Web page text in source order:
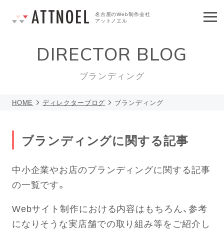
名古屋のWeb制作会社
アットノエル
DIRECTOR BLOG
ブランディング
HOME ディレクターブログ ブランディング
ブランディングに関する記事
中小企業やお店のブランディングに関する記事
の一覧です。
Webサイト制作における内容はもちろん、参考
になりそうな実店舗での取り組み等をご紹介し